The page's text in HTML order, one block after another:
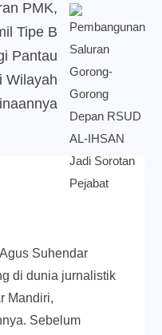
PMK,
Tipe B
Pantau
Wilayah
Suhendar
di dunia jurnalistik
Mandiri,
Sebelum